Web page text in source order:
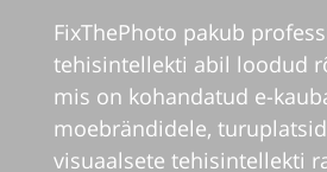
FixThePhoto pakub
tehisintellekti abil loodud
mis on kohandatud e-
moebrändidele,
visuaalsete tehisintellekti